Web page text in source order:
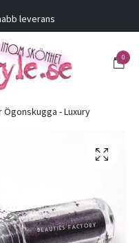
leverans
0
- Luxury